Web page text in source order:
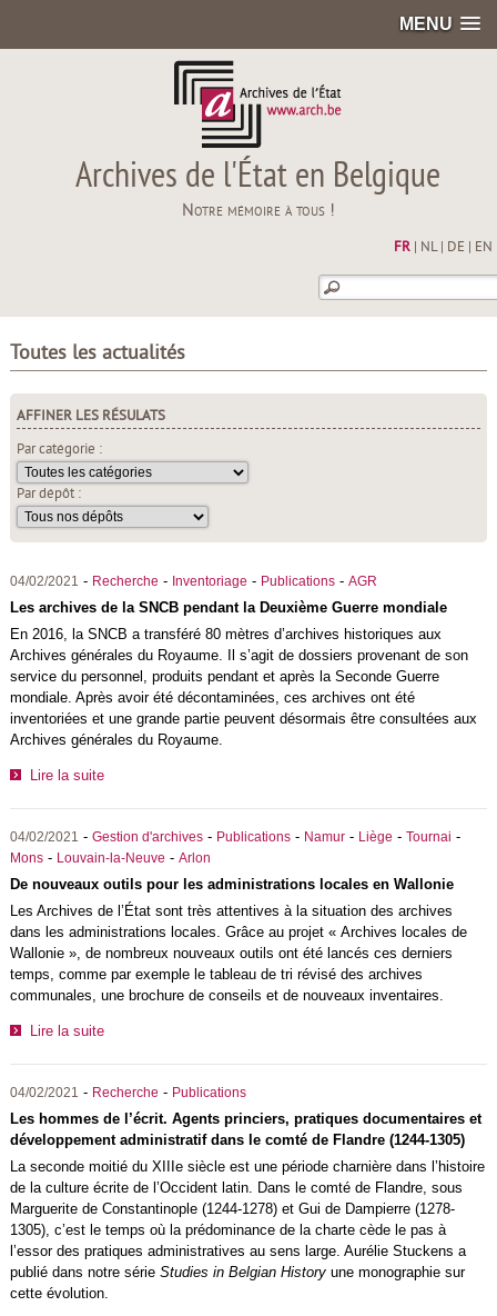
MENU
Archives de l'État en Belgique
Notre mémoire à tous !
FR| NL| DE EN
Toutes les actualités
AFFINER LES RÉSULATS
Par catégorie :
Par dépôt :
04/02/2021 - Recherche - Inventoriage - Publications- AGR
Les archives de la SNCB pendant la Deuxième Guerre mondiale
En 2016, la SNCB a transféré 80 mètres d’archives historiques aux
Archives générales du Royaume. Il s’agit de dossiers provenant de son
service du personnel, produits pendant et après la Seconde Guerre
mondiale. Après avoir été décontaminées, ces archives ont été
inventoriées et une grande partie peuvent désormais être consultées aux
Archives générales du Royaume.
Lire la suite
04/02/2021 - Gestion d'archives- Publications- Namur- Liège - Tournai -
Mons- Louvain-la-Neuve - Arlon
De nouveaux outils pour les administrations locales en Wallonie
Les Archives de l’État sont très attentives à la situation des archives
dans les administrations locales. Grâce au projet « Archives locales de
Wallonie », de nombreux nouveaux outils ont été lancés ces derniers
temps, comme par exemple le tableau de tri révisé des archives
communales, une brochure de conseils et de nouveaux inventaires.
Lire la suite
04/02/2021 - Recherche - Publications
Les hommes de l’écrit. Agents princiers, pratiques documentaires et
développement administratif dans le comté de Flandre (1244-1305)
La seconde moitié du XIIIe siècle est une période charnière dans l’histoire
de la culture écrite de l’Occident latin. Dans le comté de Flandre, sous
Marguerite de Constantinople (1244-1278) et Gui de Dampierre (1278-
1305), c’est le temps où la prédominance de la charte cède le pas à
l’essor des pratiques administratives au sens large. Aurélie Stuckens a
publié dans notre série Studies in Belgian Historyune monographie sur
cette évolution.